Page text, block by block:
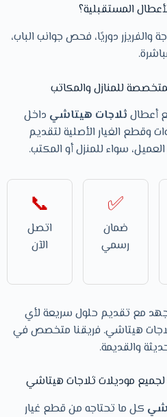
المستقبلية؟
والفريزر دوريًا، فحص جوانب الباب،
للمنازل والمكاتب
أعطال ثلاجات هيتاشي داخل
وقطع الغيار الأصلية لتقديم
سواء للمنزل أو المكتب.
✅
ضمان
رسمي
📞
اتصل
الآن
مع تقديم حلول سريعة لأي
هيتاشي. فريقنا متخصص في
والقديمة.
موديلات ثلاجات هيتاشي
كل ما تحتاجه من قطع غيار